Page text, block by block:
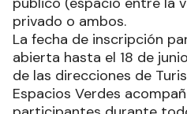
privado o ambos.
La fecha de inscripción
abierta hasta el 18 de
de las direcciones de
Espacios Verdes